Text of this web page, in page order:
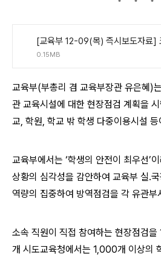
0.15MB
교육부(부총리 겸 교육부장관 유은혜)
관 교육시설에 대한 현장점검 계획을
교, 학원, 학교 밖 학생 다중이용시설 등
교육부에서는 ‘학생의 안전이 최우선’
상황의 심각성을 감안하여 교육부 실․
역량의 집중하여 방역점검을 각 유관부
소속 직원이 직접 참여하는 현장점검
개 시도교육청에서는 1,000개 이상의